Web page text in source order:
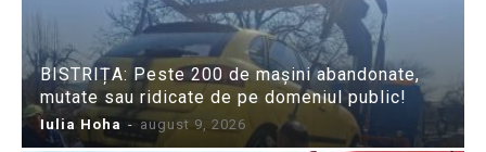
BISTRIȚA: Peste 200 de mașini abandonate,
mutate sau ridicate de pe domeniul public!
Iulia Hoha - august 9, 2026